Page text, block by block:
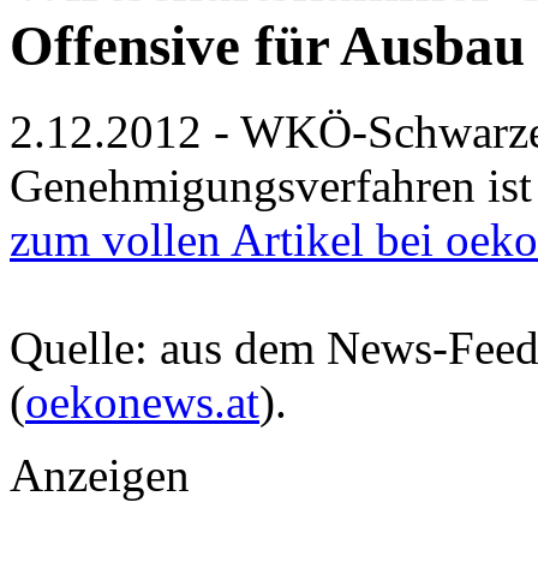
Offensive für
2.12.2012 - WKÖ-
Genehmigungsverfahren
zum vollen Artikel bei
Quelle: aus dem News-
(oekonews.at).
Anzeigen